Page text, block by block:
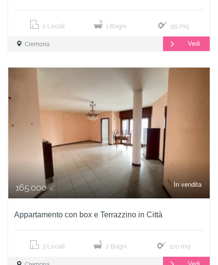
2 Locali 1 Bagni 95 mq
Cremona Vedi
In vendita
165.000€
Appartamento con box e Terrazzino in Città
3 Locali 2 Bagni 120 mq